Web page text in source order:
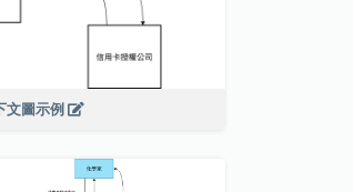
文圖示例